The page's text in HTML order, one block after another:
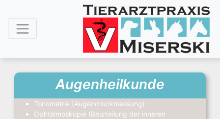
Augenheilkunde
Tonometrie (Augendruckmessung)
Ophtalmoskopie (Beurteilung der inneren